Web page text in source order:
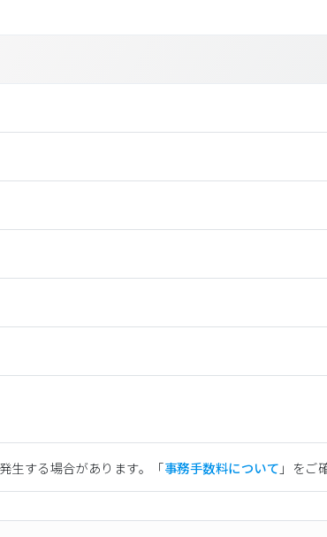
生する場合があります。「事務手数料について 」をご